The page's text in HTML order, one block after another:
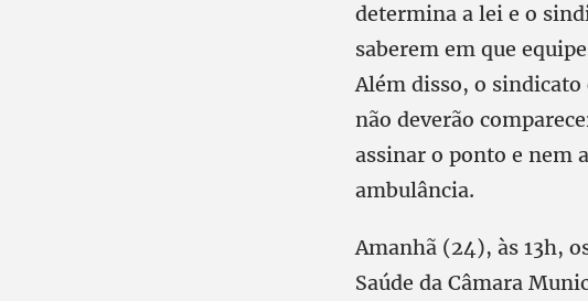
determina a lei e o
saberem em que
Além disso, o
não deverão
assinar o ponto e nem
ambulância.
Amanhã (24), às 13h,
Saúde da Câmara